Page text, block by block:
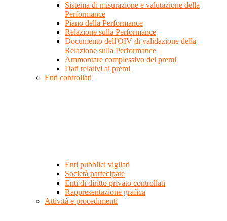
Sistema di misurazione e valutazione della
Performance
Piano della Performance
Relazione sulla Performance
Documento dell'OIV di validazione della
Relazione sulla Performance
Ammontare complessivo dei premi
Dati relativi ai premi
Enti controllati
Enti pubblici vigilati
Società partecipate
Enti di diritto privato controllati
Rappresentazione grafica
Attività e procedimenti